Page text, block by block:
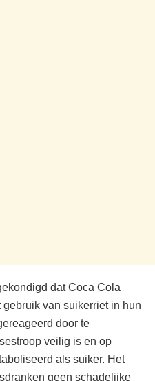
dat Coca Cola
van suikerriet in hun
door te
veilig is en op
als suiker. Het
geen schadelijke